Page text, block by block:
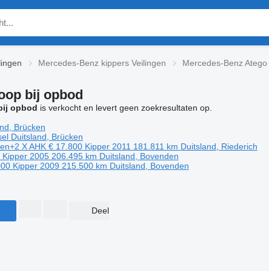
Mercedes-Benz kippers Veilingen Mercedes-Benz
bij opbod
opbod is verkocht en levert geen zoekresultaten op.
Brücken
Duitsland, Brücken
X AHK € 17.800 Kipper 2011 181.811 km Duitsland, Riederich
Kipper 2005 206.495 km Duitsland, Bovenden
Kipper 2009 215.500 km Duitsland, Bovenden
Deel